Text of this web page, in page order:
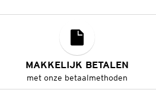
MAKKELIJK BETALEN
met onze betaalmethoden